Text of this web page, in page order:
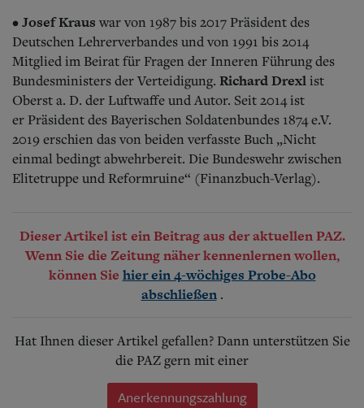
•Josef Kraus war von 1987 bis 2017 Präsident des
Deutschen Lehrerverbandes und von 1991 bis 2014
Mitglied im Beirat für Fragen der Inneren Führung des
Bundesministers der Verteidigung. Richard Drexlist
Oberst a. D. der Luftwaffe und Autor. Seit 2014 ist
er Präsident des Bayerischen Soldatenbundes 1874 e.V.
2019 erschien das von beiden verfasste Buch „Nicht
einmal bedingt abwehrbereit. Die Bundeswehr zwischen
Elitetruppe und Reformruine“ (Finanzbuch-Verlag).
Dieser Artikel ist ein Beitrag aus der aktuellen PAZ.
Wenn Sie die Zeitung näher kennenlernen wollen,
können Sie hier ein 4-wöchiges Probe-Abo
abschließen .
Hat Ihnen dieser Artikel gefallen? Dann unterstützen Sie
die PAZ gern mit einer
Anerkennungszahlung